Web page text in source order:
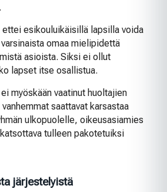
ettei esikouluikäisillä lapsilla voida
omaa mielipidettä
asioista. Siksi ei ollut
lapset itse osallistua.
myöskään vaatinut huoltajien
saattavat karsastaa
ulkopuolelle, oikeusasiamies
tulleen pakotetuiksi
järjestelyistä